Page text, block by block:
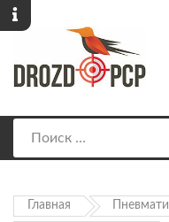
Главная